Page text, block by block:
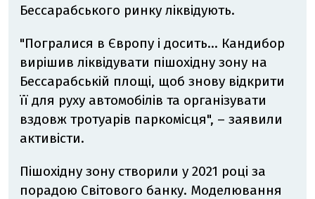
Бессарабського ринку ліквідують.
"Погралися в Європу і досить… Кандибор
вирішив ліквідувати пішохідну зону на
Бессарабській площі, щоб знову відкрити
її для руху автомобілів та організувати
вздовж тротуарів паркомісця", – заявили
активісти.
Пішохідну зону створили у 2021 році за
порадою Світового банку. Моделювання